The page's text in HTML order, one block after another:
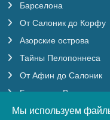
Мы используем
Барселона
От Салоник до Корфу
Азорские острова
Тайны Пелопоннеса
От Афин до Салоник
Будапешт, Вена
Бургундия
Мы используем